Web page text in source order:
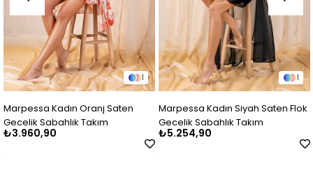
1 1
Marpessa Kadın Siyah Saten Flok
Gecelik Sabahlık Takım
₺5.254,90
Marpessa Kadın Siyah
Şifon Çizgili Gecelik
Takım
₺4.910,90